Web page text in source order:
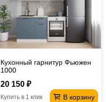
Кухонный гарнитур Фьюжен
1000
20 150 ₽
В корзину
Купить в 1 клик